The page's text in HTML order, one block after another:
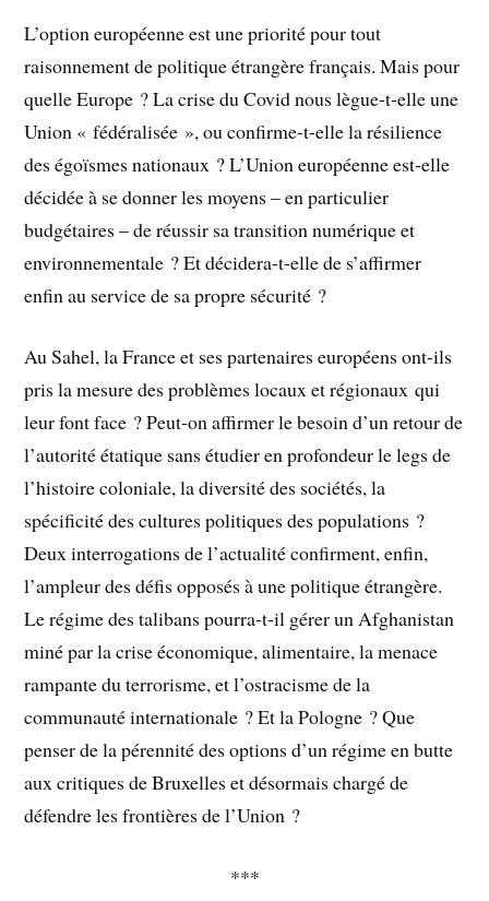
L’option européenne est une priorité pour tout
raisonnement de politique étrangère français. Mais pour
quelle Europe ? La crise du Covid nous lègue-t-elle une
Union « fédéralisée », ou confirme-t-elle la résilience
des égoïsmes nationaux ? L’Union européenne est-elle
décidée à se donner les moyens – en particulier
budgétaires – de réussir sa transition numérique et
environnementale ? Et décidera-t-elle de s’affirmer
enfin au service de sa propre sécurité ?
Au Sahel, la France et ses partenaires européens ont-ils
pris la mesure des problèmes locaux et régionaux qui
leur font face ? Peut-on affirmer le besoin d’un retour de
l’autorité étatique sans étudier en profondeur le legs de
l’histoire coloniale, la diversité des sociétés, la
spécificité des cultures politiques des populations ?
Deux interrogations de l’actualité confirment, enfin,
l’ampleur des défis opposés à une politique étrangère.
Le régime des talibans pourra-t-il gérer un Afghanistan
miné par la crise économique, alimentaire, la menace
rampante du terrorisme, et l’ostracisme de la
communauté internationale ? Et la Pologne ? Que
penser de la pérennité des options d’un régime en butte
aux critiques de Bruxelles et désormais chargé de
défendre les frontières de l’Union ?
***